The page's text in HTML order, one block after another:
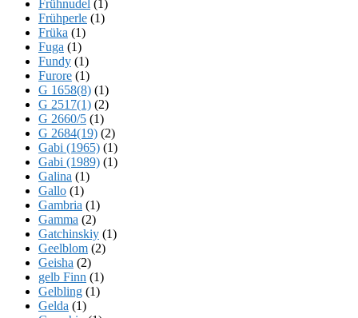
Frühnudel (1)
Frühperle (1)
Früka (1)
Fuga (1)
Fundy (1)
Furore (1)
G 1658(8) (1)
G 2517(1) (2)
G 2660/5 (1)
G 2684(19) (2)
Gabi (1965) (1)
Gabi (1989) (1)
Galina (1)
Gallo (1)
Gambria (1)
Gamma (2)
Gatchinskiy (1)
Geelblom (2)
Geisha (2)
gelb Finn (1)
Gelbling (1)
Gelda (1)